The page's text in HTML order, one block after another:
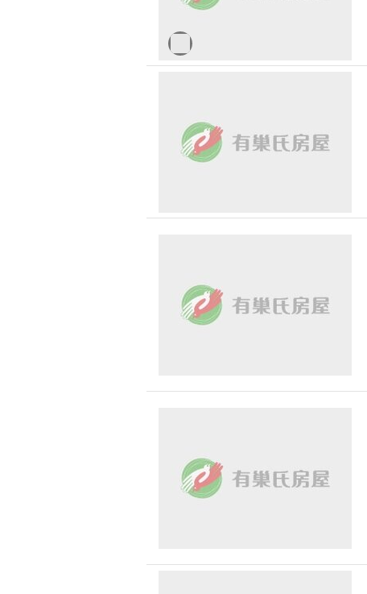
高雄市-前鎮區
南投縣-國姓鄉